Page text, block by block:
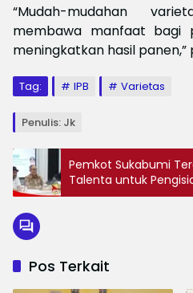
“Mudah-mudahan
membawa manfaat bagi
meningkatkan hasil panen,”
Tag: IPB Varietas
Penulis: Jk
Pemkot Sukabumi
Talenta untuk
Pos Terkait